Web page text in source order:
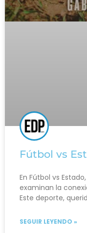
Fútbol vs
En Fútbol vs
examinan la
Este deporte,
SEGUIR LEYENDO »